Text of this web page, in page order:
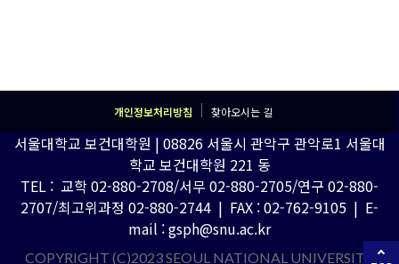
개인정보처리방침 찾아오시는 길
서울대학교 보건대학원 | 08826 서울시 관악구 관악로1 서울대
학교 보건대학원 221 동
TEL : 교학 02-880-2708/서무 02-880-2705/연구 02-880-
2707/최고위과정 02-880-2744 | FAX : 02-762-9105 | E-
mail : gsph@snu.ac.kr
COPYRIGHT (C)2023 SEOUL NATIONAL UNIVERSITY